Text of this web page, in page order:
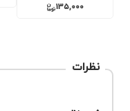
135,000
نظرات